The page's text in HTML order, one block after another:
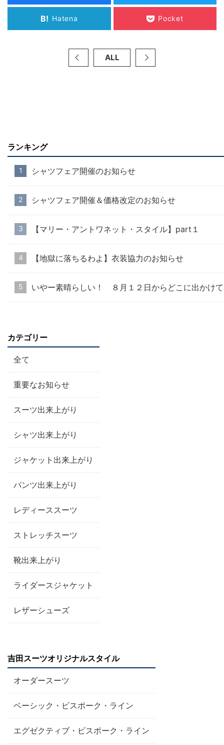
B! Hatena Pocket
ALL
ランキング
シャツフェア開催のお知らせ
シャツフェア開催＆価格改定のお知らせ
【マリー・アントワネット・スタイル】part１
【地獄に落ちるわよ】衣装協力のお知らせ
いやー素晴らしい！ ８月１２日からどこに出かけ
カテゴリー
全て
重要なお知らせ
スーツ出来上がり
シャツ出来上がり
ジャケット出来上がり
パンツ出来上がり
レディーススーツ
ストレッチスーツ
靴出来上がり
ライダースジャケット
レザーシューズ
吉田スーツオリジナルスタイル
オーダースーツ
ベーシック・ビスポーク・ライン
エグゼクティブ・ビスポーク・ライン